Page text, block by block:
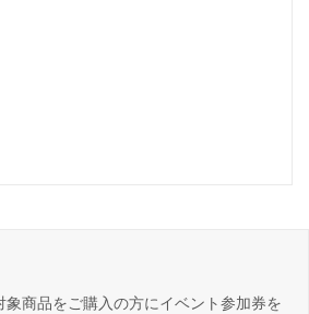
象商品をご購入の方にイベント参加券を